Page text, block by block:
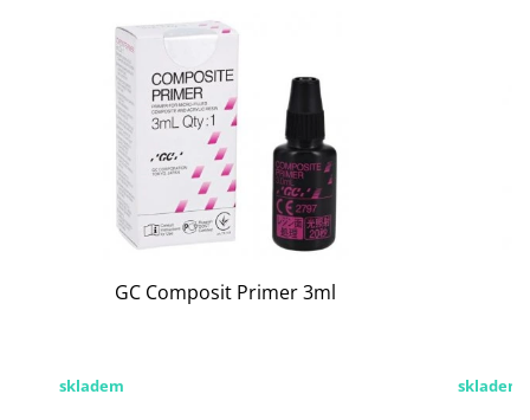
GC Composit Primer 3ml
skladem skladem